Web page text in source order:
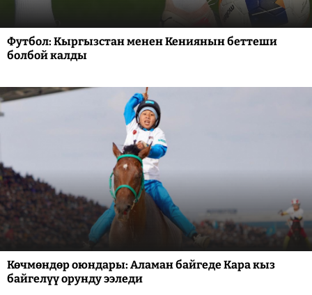
Футбол: Кыргызстан менен Кениянын беттеши
болбой калды
Көчмөндөр оюндары: Аламан байгеде Кара кыз
байгелүү орунду ээледи